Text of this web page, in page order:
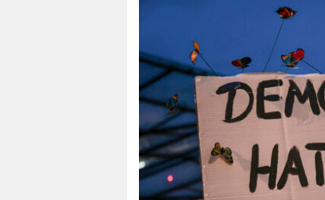
kultur
sport
berlin
nord
wahrheit